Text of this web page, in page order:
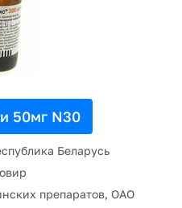
50мг N30
Беларусь
препаратов, ОАО